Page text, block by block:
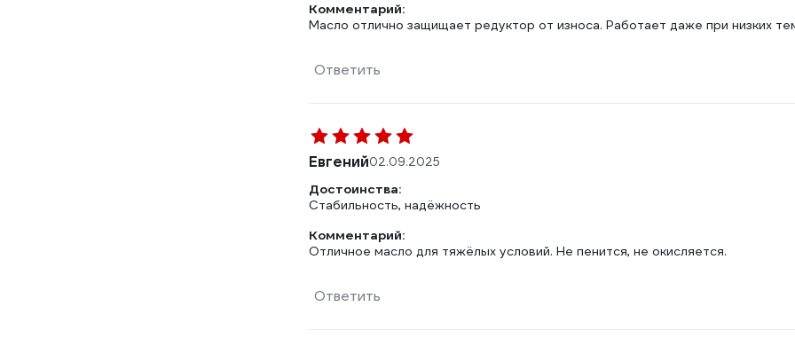
Комментарий:
Масло отлично защищает редуктор от износа. Работает даже при низких
Ответить
Евгений02.09.2025
Достоинства:
Стабильность, надёжность
Комментарий:
Отличное масло для тяжёлых условий. Не пенится, не окисляется.
Ответить